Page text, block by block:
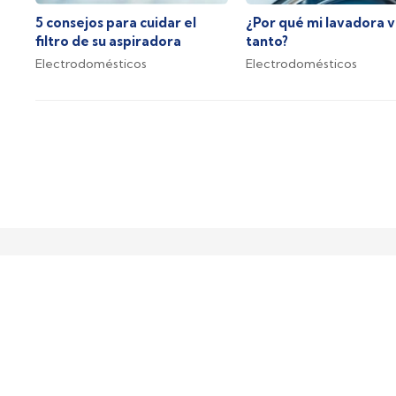
5 consejos para cuidar el
filtro de su aspiradora
Electrodomésticos
¿Por qué mi lavadora
tanto?
Electrodomésticos